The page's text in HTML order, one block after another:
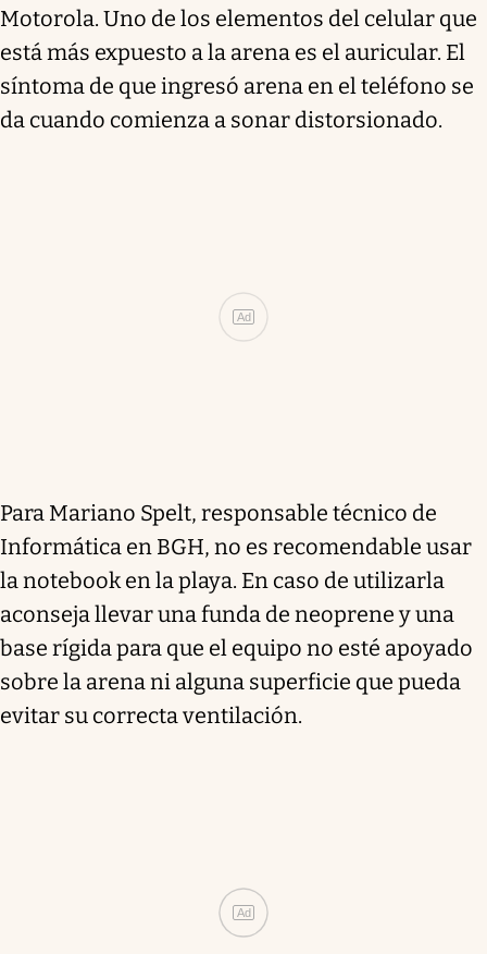
Motorola. Uno de los elementos del celular que
está más expuesto a la arena es el auricular. El
síntoma de que ingresó arena en el teléfono se
da cuando comienza a sonar distorsionado.
Ad
Para Mariano Spelt, responsable técnico de
Informática en BGH, no es recomendable usar
la notebook en la playa. En caso de utilizarla
aconseja llevar una funda de neoprene y una
base rígida para que el equipo no esté apoyado
sobre la arena ni alguna superficie que pueda
evitar su correcta ventilación.
Ad